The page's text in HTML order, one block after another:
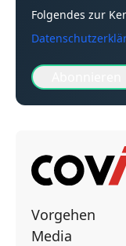
Folgendes zur
Vorgehen
Media